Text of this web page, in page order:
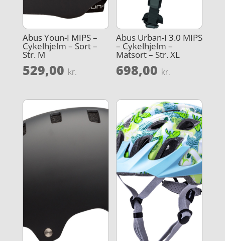
Abus Youn-I MIPS –
Cykelhjelm – Sort –
Str. M
529,00 kr.
Abus Urban-I 3.0 MIPS
– Cykelhjelm –
Matsort – Str. XL
698,00 kr.